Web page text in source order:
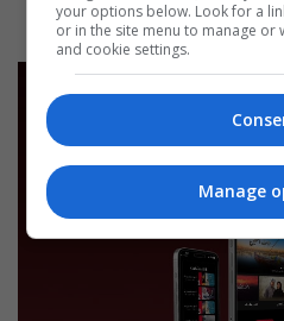
your options below. Look for a
or in the site menu to manage or
and cookie settings.
Manage